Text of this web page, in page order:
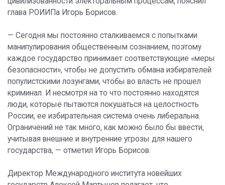
глава РОИИПа Игорь Борисов.
— Сегодня мы постоянно сталкиваемся с попытками
манипулирования общественным сознанием, поэтому
каждое государство принимает соответствующие «меры
безопасности», чтобы не допустить обмана избирателей
популистскими лозунгами, чтобы во власть не прошел
криминал. И несмотря на то что постоянно находятся
люди, которые пытаются покушаться на целостность
России, ее избирательная система очень либеральна.
Ограничений не так много, как можно было бы ввести,
учитывая внешние и внутренние угрозы для нашего
государства, — отметил Игорь Борисов.
Директор Международного института новейших